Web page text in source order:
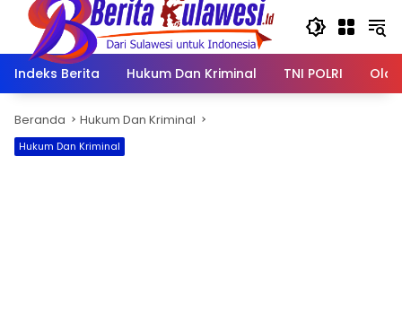
Langsung
konten
Indeks Berita
Hukum Dan Kriminal TNI POLRI
Beranda Hukum Dan Kriminal
Hukum Dan Kriminal